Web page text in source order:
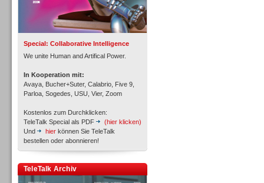
Special: Collaborative Intelligence
We unite Human and Artifical Power.
In Kooperation mit:
Avaya, Bucher+Suter, Calabrio, Five 9,
Parloa, Sogedes, USU, Vier, Zoom
Kostenlos zum Durchklicken:
TeleTalk Special als PDF
(hier klicken)
Und
hier können Sie TeleTalk
bestellen oder abonnieren!
TeleTalk Archiv
Inbound